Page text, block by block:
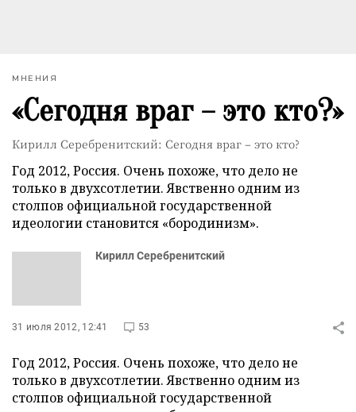
МНЕНИЯ
«Сегодня враг – это кто?»
Кирилл Серебренитский: Сегодня враг – это кто?
Год 2012, Россия. Очень похоже, что дело не
только в двухсотлетии. Явственно одним из
столпов официальной государственной
идеологии становится «бородинизм».
Кирилл Серебренитский
31 июля 2012, 12:41 53
Год 2012, Россия. Очень похоже, что дело не
только в двухсотлетии. Явственно одним из
столпов официальной государственной